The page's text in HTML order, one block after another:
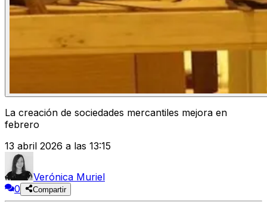
La creación de sociedades mercantiles mejora en
febrero
13 abril 2026 a las 13:15
Verónica Muriel
0
Compartir